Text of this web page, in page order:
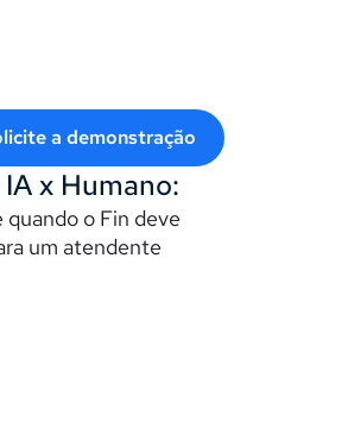
a demonstração
x Humano:
quando o Fin deve
um atendente